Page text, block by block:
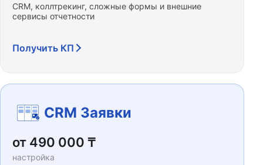
CRM, коллтрекинг, сложные формы и внешние
сервисы отчетности
Получить КП
CRM Заявки
от 490 000 ₸
настройка